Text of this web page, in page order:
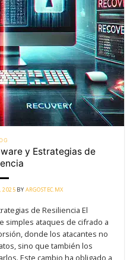
y Estrategias de
2025 BY ARGOSTEC.MX
de Resiliencia El
simples ataques de cifrado a
donde los atacantes no
sino que también los
Este cambio ha obligado a